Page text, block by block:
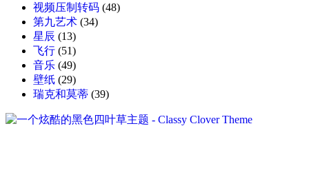
视频压制转码 (48)
第九艺术 (34)
星辰 (13)
飞行 (51)
音乐 (49)
壁纸 (29)
瑞克和莫蒂 (39)